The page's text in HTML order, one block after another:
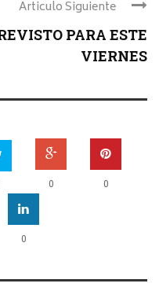
Articulo Siguiente
PARA ESTE
VIERNES
0 0
0